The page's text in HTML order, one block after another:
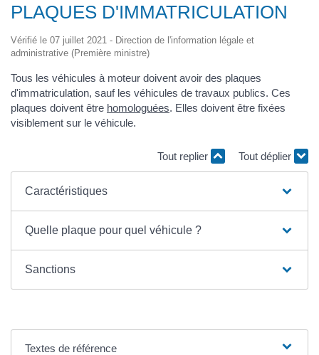
PLAQUES D'IMMATRICULATION
Vérifié le 07 juillet 2021 - Direction de l'information légale et
administrative (Première ministre)
Tous les véhicules à moteur doivent avoir des plaques
d'immatriculation, sauf les véhicules de travaux publics. Ces
plaques doivent être homologuées. Elles doivent être fixées
visiblement sur le véhicule.
Tout replier Tout déplier
Caractéristiques
Quelle plaque pour quel véhicule ?
Sanctions
Textes de référence